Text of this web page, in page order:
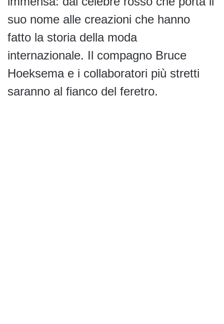
suo nome alle creazioni che hanno
fatto la storia della moda
internazionale. Il compagno Bruce
Hoeksema e i collaboratori più stretti
saranno al fianco del feretro.